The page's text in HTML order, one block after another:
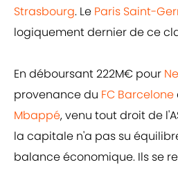
Strasbourg. Le Paris Saint-
logiquement dernier de ce
En déboursant 222M€ pour
provenance du FC Barcelone
Mbappé, venu tout droit de
la capitale n'a pas su
balance économique. Ils se